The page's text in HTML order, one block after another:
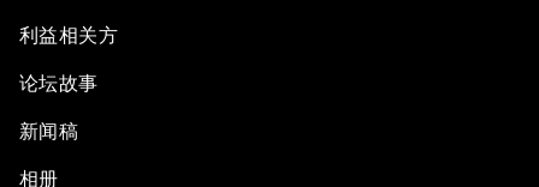
利益相关方
论坛故事
新闻稿
相册